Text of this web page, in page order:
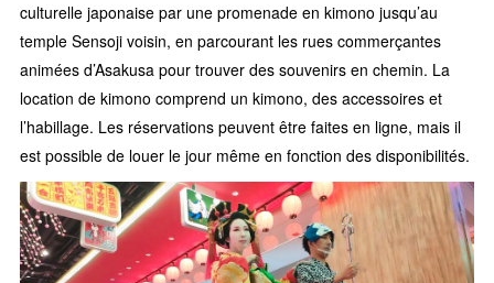
culturelle japonaise par une promenade en kimono jusqu’au
temple Sensoji voisin, en parcourant les rues commerçantes
animées d’Asakusa pour trouver des souvenirs en chemin. La
location de kimono comprend un kimono, des accessoires et
l’habillage. Les réservations peuvent être faites en ligne, mais il
est possible de louer le jour même en fonction des disponibilités.